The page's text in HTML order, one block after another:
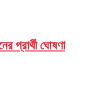
প্রার্থী ঘোষণা